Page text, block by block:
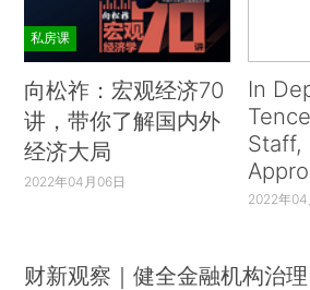
私房课
向松祚：宏观经济70
讲，带你了解国内外
经济大局
2022年04月06日
In
Staff,
2022年04
财新观察｜健全金融机构治理